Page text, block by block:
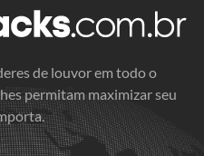
de louvor em todo o
permitam maximizar seu